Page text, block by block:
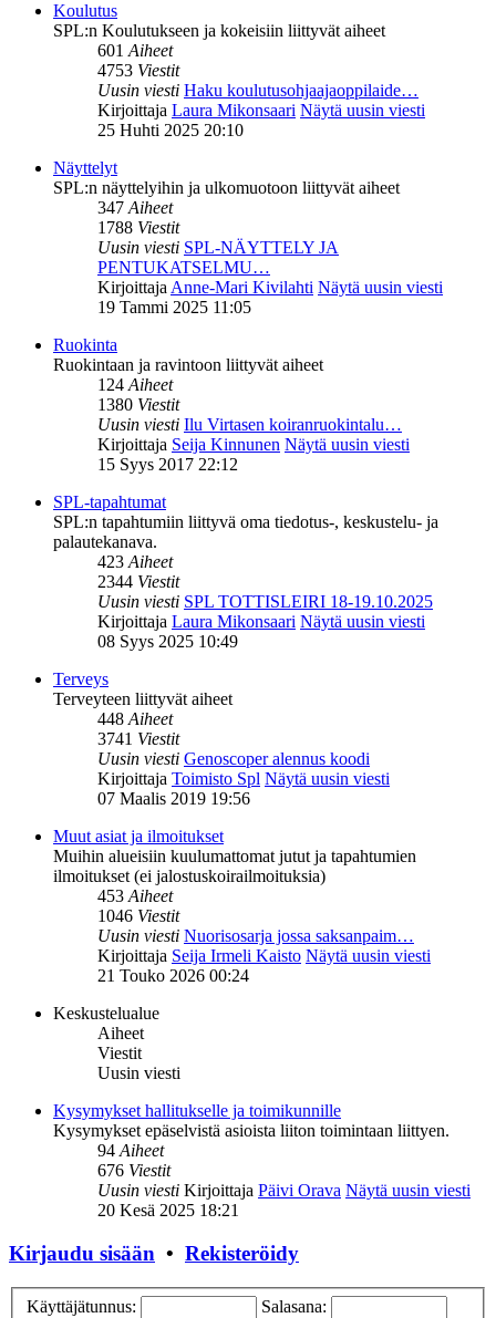
Koulutus
SPL:n Koulutukseen ja kokeisiin liittyvät aiheet
601Aiheet
4753 Viestit
Uusin viesti Haku koulutusohjaajaoppilaide…
Kirjoittaja Laura Mikonsaari Näytä uusin viesti
25 Huhti 2025 20:10
Näyttelyt
SPL:n näyttelyihin ja ulkomuotoon liittyvät aiheet
347Aiheet
1788 Viestit
Uusin viesti SPL-NÄYTTELY JA
PENTUKATSELMU…
KirjoittajaAnne-Mari Kivilahti Näytä uusin viesti
19 Tammi 2025 11:05
Ruokinta
Ruokintaan ja ravintoon liittyvät aiheet
124Aiheet
1380 Viestit
Uusin viesti Ilu Virtasen koiranruokintalu…
Kirjoittaja Seija Kinnunen Näytä uusin viesti
15 Syys 2017 22:12
SPL-tapahtumat
SPL:n tapahtumiin liittyvä oma tiedotus-, keskustelu- ja
palautekanava.
423Aiheet
2344 Viestit
Uusin viesti SPL TOTTISLEIRI 18-19.10.2025
Kirjoittaja Laura Mikonsaari Näytä uusin viesti
08 Syys 2025 10:49
Terveys
Terveyteen liittyvät aiheet
448Aiheet
3741 Viestit
Uusin viesti Genoscoper alennus koodi
Kirjoittaja Toimisto Spl Näytä uusin viesti
07 Maalis 2019 19:56
Muut asiat ja ilmoitukset
Muihin alueisiin kuulumattomat jutut ja tapahtumien
ilmoitukset (ei jalostuskoirailmoituksia)
453Aiheet
1046 Viestit
Uusin viesti Nuorisosarja jossa saksanpaim…
Kirjoittaja Seija Irmeli Kaisto Näytä uusin viesti
21 Touko 2026 00:24
Keskustelualue
Aiheet
Viestit
Uusin viesti
Kysymykset hallitukselle ja toimikunnille
Kysymykset epäselvistä asioista liiton toimintaan liittyen.
94Aiheet
676 Viestit
Uusin viesti Kirjoittaja Päivi Orava Näytä uusin viesti
20 Kesä 2025 18:21
Kirjaudu sisään • Rekisteröidy
Käyttäjätunnus: Salasana: